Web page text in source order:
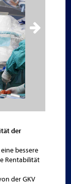
der
bessere
Rentabilität
der GKV